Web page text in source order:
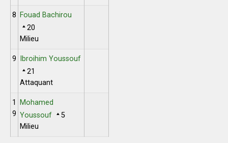
8 Fouad Bachirou
20
Milieu
9
Ibroihim Youssouf
21
Attaquant
1
9
Mohamed
Youssouf
5
Milieu